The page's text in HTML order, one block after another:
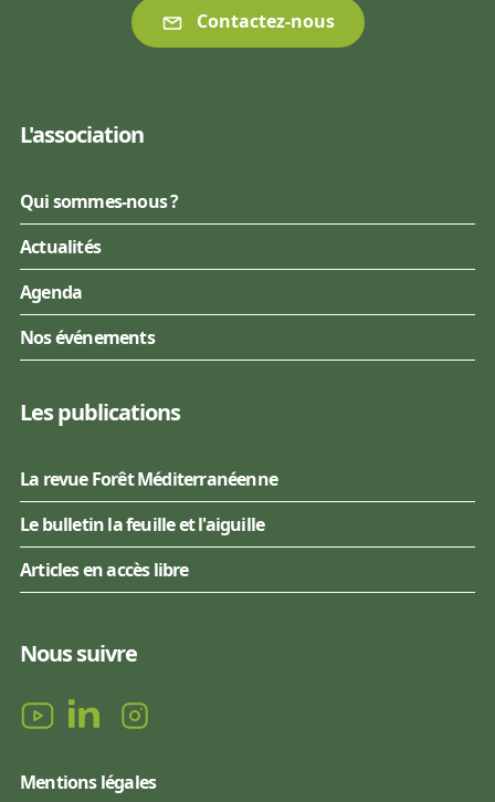
Contactez-nous
L'association
Qui sommes-nous ?
Actualités
Agenda
Nos événements
Les publications
La revue Forêt Méditerranéenne
Le bulletin la feuille et l'aiguille
Articles en accès libre
Nous suivre
Mentions légales